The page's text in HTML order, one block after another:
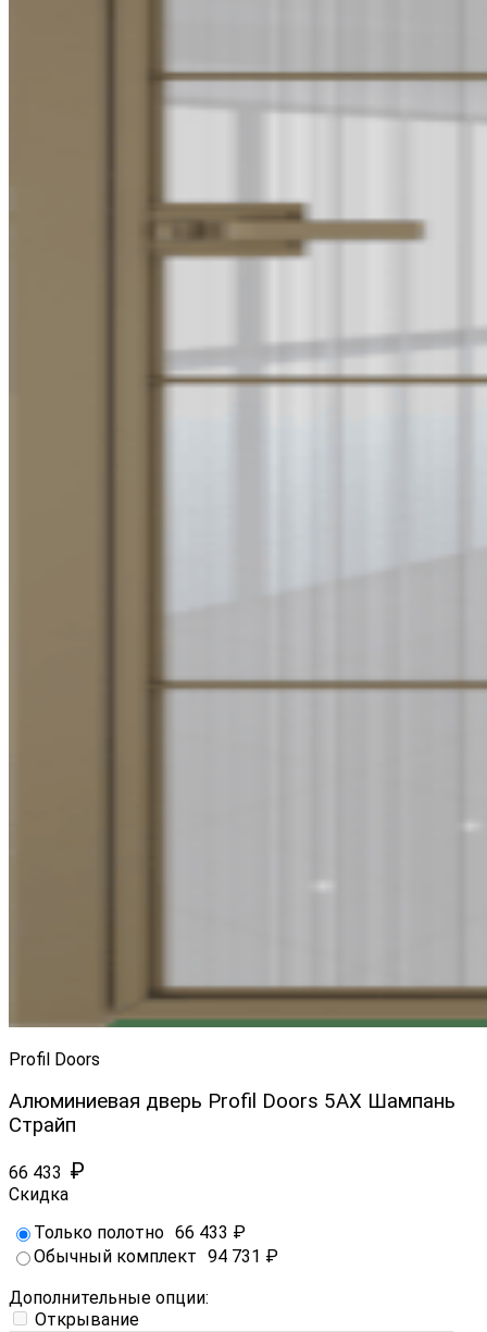
Profil Doors
Алюминиевая дверь Profil Doors 5AX Шампань
Страйп
66 433 ₽
Скидка
Только полотно 66 433 ₽
Обычный комплект 94 731 ₽
Дополнительные опции:
Открывание